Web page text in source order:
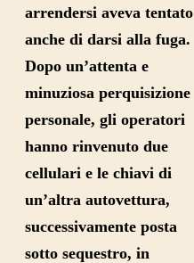
arrendersi aveva tentato
anche di darsi alla fuga.
Dopo un’attenta e
minuziosa perquisizione
personale, gli operatori
hanno rinvenuto due
cellulari e le chiavi di
un’altra autovettura,
successivamente posta
sotto sequestro, in